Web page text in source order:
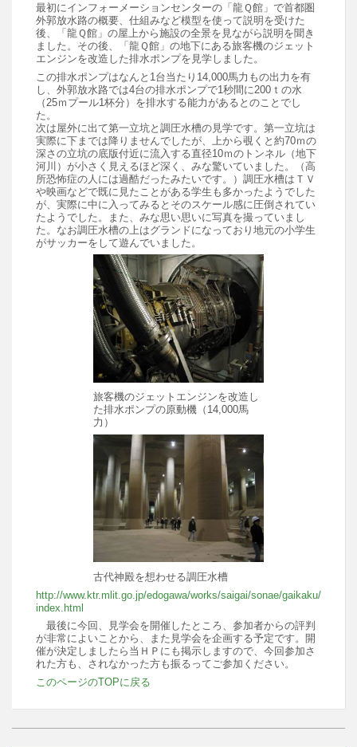
最初にインフォーメーションセンターの「龍Ｑ館」で首都圏
外郭放水路の概要、仕組みなど模型を使って説明を受けた
後、「龍Ｑ館」の屋上から施設の全景を見ながら説明を聞き
ました。その後、「龍Ｑ館」の地下にある旅客機のジェット
エンジンを改造した排水ポンプを見学しました。
この排水ポンプはなんと1台当たり14,000馬力もの出力を有
し、外郭放水路では4台の排水ポンプで1秒間に200ｔの水
（25ｍプール1杯分）を排水する能力があるとのことでし
た。
次は屋外に出て第一立坑と調圧水槽の見学です。第一立坑は
実際に下までは降りませんでしたが、上から覗くと約70ｍの
深さの立坑の底版付近に流入する直径10ｍのトンネル（地下
河川）が小さく見えるほど深く、みな驚いていました。（高
所恐怖症の人には過酷だったみたいです。）調圧水槽はＴＶ
や映画などで既に見たことがある学生も多かったようでした
が、実際に中に入ってみるとそのスケール感に圧倒されてい
たようでした。また、みな思い思いに写真を撮っていまし
た。なお調圧水槽の上はグランドになっており地元の小学生
がサッカーをして遊んでいました。
旅客機のジェットエンジンを改造し
た排水ポンプの原動機（14,000馬
力）
古代神殿を想わせる調圧水槽
http://www.ktr.mlit.go.jp/edogawa/works/saigai/sonae/gaikaku/
index.html
最後に今回、見学会を開催したところ、参加者からの評判
が非常によいことから、また見学会を企画する予定です。開
催が決定しましたら当ＨＰにも掲示しますので、今回参加さ
れた方も、されなかった方も振るってご参加ください。
このページのTOPに戻る